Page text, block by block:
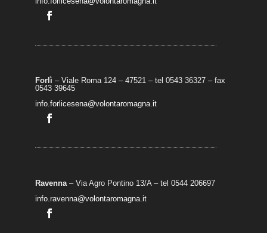
Forlì – Viale Roma 124 – 47521 – tel 0543 36327 – fax
0543 39645
info.forlicesena@volontaromagna.it
Ravenna– Via Agro Pontino 13/A– tel 0544 206697
info.ravenna@volontaromagna.it